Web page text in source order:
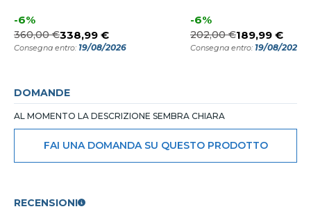
-6%
360,00 €338,99 €
Consegna entro: 19/08/2026
-6%
202,00 €189,99 €
Consegna entro: 19/08/2026
DOMANDE
AL MOMENTO LA DESCRIZIONE SEMBRA CHIARA
FAI UNA DOMANDA SU QUESTO PRODOTTO
RECENSIONI